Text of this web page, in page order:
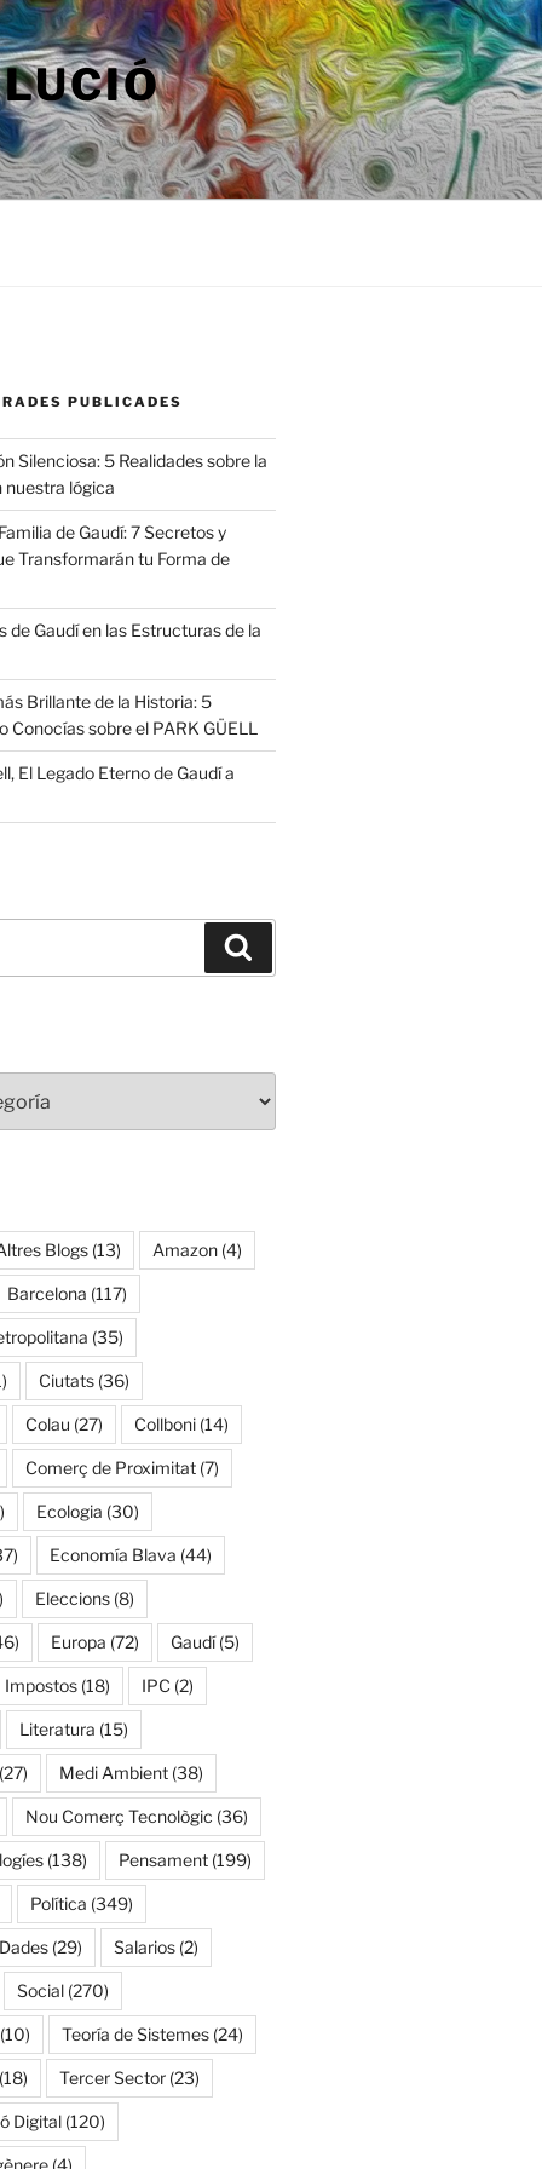
PUBLICADES
Silenciosa: 5 Realidades sobre la
nuestra lógica
de Gaudí: 7 Secretos y
Transformarán tu Forma de
de Gaudí en las Estructuras de la
Brillante de la Historia: 5
Conocías sobre el PARK GÜELL
El Legado Eterno de Gaudí a
Blogs(13) Amazon(4)
Barcelona (117)
(35)
Ciutats(36)
Colau (27) Collboni(14)
Comerç de Proximitat(7)
Ecologia (30)
Economía Blava (44)
Eleccions(8)
Europa (72) Gaudí(5)
Impostos(18) IPC (2)
Literatura (15)
Medi Ambient(38)
Nou Comerç Tecnològic (36)
(138) Pensament(199)
Política (349)
(29) Salarios(2)
Social(270)
Teoría de Sistemes(24)
Tercer Sector(23)
Digital(120)